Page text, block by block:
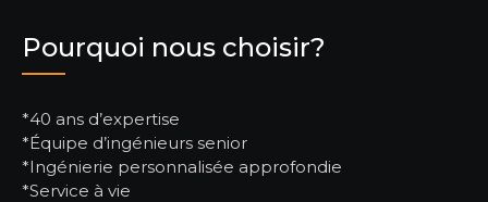
Pourquoi nous choisir?
*40 ans d’expertise
*Équipe d’ingénieurs senior
*Ingénierie personnalisée approfondie
*Service à vie